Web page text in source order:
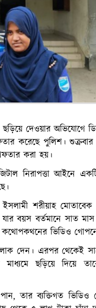
দেওয়ার অভিযোগে
করেছে পুলিশ।
করা হয়।
নিরাপত্তা আইনে
শরীয়াহ
বয়স বর্তমানে সাত
কথোপকথনের ভিডিও
দেন। এরপর থেকেই
মাধ্যমে ছড়িয়ে দিয়ে
তার ব্যক্তিগত ভিডিও